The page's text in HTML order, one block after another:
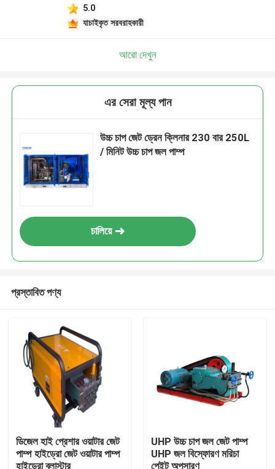
5.0
যাচাইকৃত সরবরাহকারী
আরো দেখুন
এর সেরা মূল্য পান
উচ্চ চাপ জেট ড্রেন ক্লিনার 230 বার 250L
/ মিনিট উচ্চ চাপ জল পাম্প
চালিয়ে
প্রস্তাবিত পণ্য
ডিজেল হাই প্রেশার ওয়াটার জেট
পাম্প হাইড্রো জেট ওয়াটার পাম্প
হাইড্রো ব্লাস্টার
UHP উচ্চ চাপ জল জেট পাম্প
UHP জল বিস্ফোরণ মরিচা
পেইন্ট অপসারণ